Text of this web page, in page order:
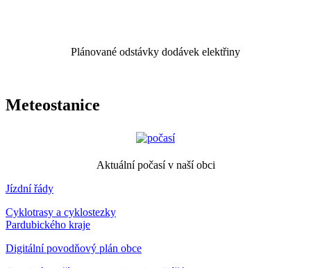
Plánované odstávky dodávek elektřiny
Meteostanice
Aktuální počasí v naší obci
Jízdní řády
Cyklotrasy a cyklostezky
Pardubického kraje
Digitální povodňový plán obce